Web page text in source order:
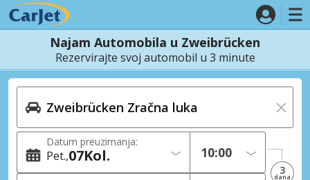
Najam Automobila u Zweibrücken
Rezervirajte svoj automobil u 3 minute
Datum preuzimanja:
Pet. 07Kol.
3
dana